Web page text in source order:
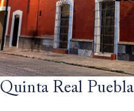
Quinta Real Puebla